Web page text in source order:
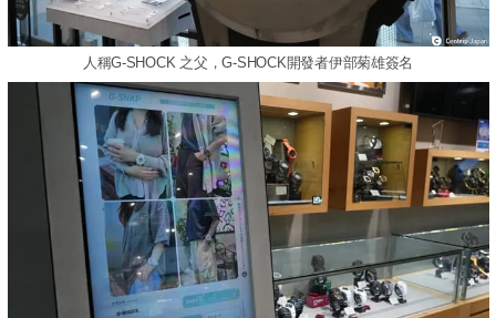
人稱G-SHOCK 之父，G-SHOCK開發者伊部菊雄簽名